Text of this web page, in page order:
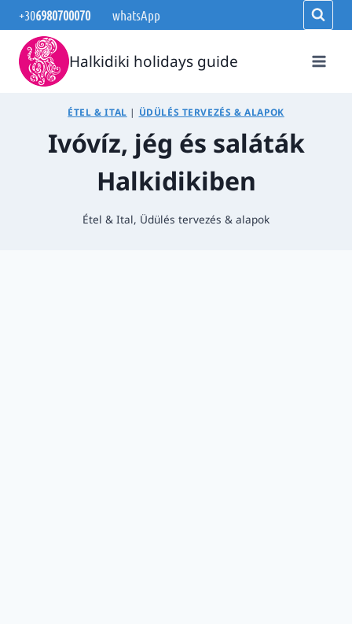
Skip
to
content
+306980700070 whatsApp
Halkidiki holidays guide
ÉTEL & ITAL | ÜDÜLÉS TERVEZÉS & ALAPOK
Ivóvíz, jég és saláták
Halkidikiben
Étel & Ital, Üdülés tervezés & alapok